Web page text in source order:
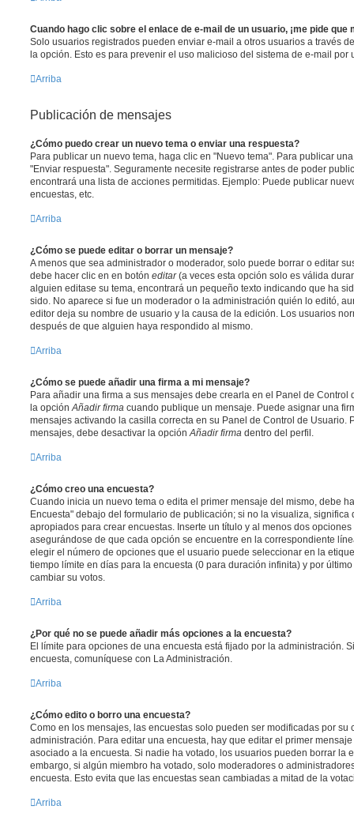
Cuando hago clic sobre el enlace de e-mail de un usuario, ¡me pide que
Solo usuarios registrados pueden enviar e-mail a otros usuarios a través
la opción. Esto es para prevenir el uso malicioso del sistema de e-mail por
Arriba
Publicación de mensajes
¿Cómo puedo crear un nuevo tema o enviar una respuesta?
Para publicar un nuevo tema, haga clic en "Nuevo tema". Para publicar
"Enviar respuesta". Seguramente necesite registrarse antes de poder
encontrará una lista de acciones permitidas. Ejemplo: Puede publicar
encuestas, etc.
Arriba
¿Cómo se puede editar o borrar un mensaje?
A menos que sea administrador o moderador, solo puede borrar o editar
debe hacer clic en en botón editar(a veces esta opción solo es válida
alguien editase su tema, encontrará un pequeño texto indicando que ha
sido. No aparece si fue un moderador o la administración quién lo editó,
editor deja su nombre de usuario y la causa de la edición. Los usuarios
después de que alguien haya respondido al mismo.
Arriba
¿Cómo se puede añadir una firma a mi mensaje?
Para añadir una firma a sus mensajes debe crearla en el Panel de Control
la opciónAñadir firma cuando publique un mensaje. Puede asignar una
mensajes activando la casilla correcta en su Panel de Control de Usuario.
mensajes, debe desactivar la opciónAñadir firma dentro del perfil.
Arriba
¿Cómo creo una encuesta?
Cuando inicia un nuevo tema o edita el primer mensaje del mismo, debe
Encuesta" debajo del formulario de publicación; si no la visualiza, significa
apropiados para crear encuestas. Inserte un título y al menos dos
asegurándose de que cada opción se encuentre en la correspondiente
elegir el número de opciones que el usuario puede seleccionar en la
tiempo límite en días para la encuesta (0 para duración infinita) y por
cambiar su votos.
Arriba
¿Por qué no se puede añadir más opciones a la encuesta?
El límite para opciones de una encuesta está fijado por la administración.
encuesta, comuníquese con La Administración.
Arriba
¿Cómo edito o borro una encuesta?
Como en los mensajes, las encuestas solo pueden ser modificadas por
administración. Para editar una encuesta, hay que editar el primer
asociado a la encuesta. Si nadie ha votado, los usuarios pueden borrar la
embargo, si algún miembro ha votado, solo moderadores o
encuesta. Esto evita que las encuestas sean cambiadas a mitad de la
Arriba